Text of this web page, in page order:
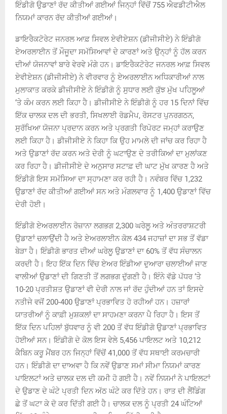
ਇੰਡੀਗੋ ਉਡਾਣਾਂ ਰੱਦ ਕੀਤੀਆਂ ਗਈਆਂ ਜਿਨ੍ਹਾਂ ਵਿੱਚੋਂ 755 ਐਫਡੀਟੀਐਲ
ਨਿਯਮਾਂ ਕਾਰਨ ਰੱਦ ਕੀਤੀਆਂ ਗਈਆਂ।
ਡਾਇਰੈਕਟੋਰੇਟ ਜਨਰਲ ਆਫ਼ ਸਿਵਲ ਏਵੀਏਸ਼ਨ (ਡੀਜੀਸੀਏ) ਨੇ ਇੰਡੀਗੋ
ਏਅਰਲਾਈਨ ਤੋਂ ਮੌਜੂਦਾ ਸਮੱਸਿਆਵਾਂ ਦੇ ਕਾਰਣਾਂ ਅਤੇ ਉਨ੍ਹਾਂ ਨੂੰ ਹੱਲ ਕਰਨ
ਦੀਆਂ ਯੋਜਨਾਵਾਂ ਬਾਰੇ ਵੇਰਵੇ ਮੰਗੇ ਹਨ। ਡਾਇਰੈਕਟੋਰੇਟ ਜਨਰਲ ਆਫ਼ ਸਿਵਲ
ਏਵੀਏਸ਼ਨ (ਡੀਜੀਸੀਏ) ਨੇ ਵੀਰਵਾਰ ਨੂੰ ਏਅਰਲਾਈਨ ਅਧਿਕਾਰੀਆਂ ਨਾਲ
ਮੁਲਾਕਾਤ ਕਰਕੇ ਡੀਜੀਸੀਏ ਨੇ ਇੰਡੀਗੋ ਨੂੰ ਸੁਧਾਰ ਲਈ ਕੁੱਝ ਮੁੱਖ ਪਹਿਲੂਆਂ
‘ਤੇ ਕੰਮ ਕਰਨ ਲਈ ਕਿਹਾ ਹੈ। ਡੀਜੀਸੀਏ ਨੇ ਇੰਡੀਗੋ ਨੂੰ ਹਰ 15 ਦਿਨਾਂ ਵਿੱਚ
ਇੱਕ ਚਾਲਕ ਦਲ ਦੀ ਭਰਤੀ, ਸਿਖਲਾਈ ਰੋਡਮੈਪ, ਰੋਸਟਰ ਪੁਨਰਗਠਨ,
ਸੁਰੱਖਿਆ ਯੋਜਨਾ ਪ੍ਰਦਾਨ ਕਰਨ ਅਤੇ ਪ੍ਰਗਤੀ ਰਿਪੋਰਟ ਜਮ੍ਹਾਂ ਕਰਾਉਣ
ਲਈ ਕਿਹਾ ਹੈ। ਡੀਜੀਸੀਏ ਨੇ ਕਿਹਾ ਕਿ ਉਹ ਮਾਮਲੇ ਦੀ ਜਾਂਚ ਕਰ ਰਿਹਾ ਹੈ
ਅਤੇ ਉਡਾਣਾਂ ਰੱਦ ਕਰਨ ਅਤੇ ਦੇਰੀ ਨੂੰ ਘਟਾਉਣ ਦੇ ਤਰੀਕਿਆਂ ਦਾ ਮੁਲਾਂਕਣ
ਕਰ ਰਿਹਾ ਹੈ। ਡੀਜੀਸੀਏ ਦੇ ਅਨੁਸਾਰ ਸਟਾਫ਼ ਦੀ ਘਾਟ ਮੁੱਖ ਕਾਰਣ ਹੈ ਅਤੇ
ਇੰਡੀਗੋ ਇਸ ਸਮੱਸਿਆ ਦਾ ਸ੍ਹਾਮਣਾ ਕਰ ਰਹੀ ਹੈ। ਨਵੰਬਰ ਵਿੱਚ 1,232
ਉਡਾਣਾਂ ਰੱਦ ਕੀਤੀਆਂ ਗਈਆਂ ਸਨ ਅਤੇ ਮੰਗਲਵਾਰ ਨੂੰ 1,400 ਉਡਾਣਾਂ ਵਿੱਚ
ਦੇਰੀ ਹੋਈ।
ਇੰਡੀਗੋ ਏਅਰਲਾਈਨ ਰੋਜ਼ਾਨਾ ਲਗਭਗ 2,300 ਘਰੇਲੂ ਅਤੇ ਅੰਤਰਰਾਸ਼ਟਰੀ
ਉਡਾਣਾਂ ਚਲਾਉਂਦੀ ਹੈ ਅਤੇ ਏਅਰਲਾਈਨ ਕੋਲ 434 ਜਹਾਜ਼ਾਂ ਦਾ ਸਭ ਤੋਂ ਵੱਡਾ
ਬੇੜਾ ਹੈ। ਇੰਡੀਗੋ ਭਾਰਤ ਦੀਆਂ ਘਰੇਲੂ ਉਡਾਣਾਂ ਦਾ 60% ਤੋਂ ਵੱਧ ਸੰਚਾਲਨ
ਕਰਦੀ ਹੈ। ਇਹ ਇੱਕ ਦਿਨ ਵਿੱਚ ਏਅਰ ਇੰਡੀਆ ਦੁਆਰਾ ਚਲਾਈਆਂ ਜਾਣ
ਵਾਲੀਆਂ ਉਡਾਣਾਂ ਦੀ ਗਿਣਤੀ ਤੋਂ ਲਗਭਗ ਦੁੱਗਣੀ ਹੈ। ਇੰਨੇ ਵੱਡੇ ਪੱਧਰ ‘ਤੇ
10-20 ਪ੍ਰਤੀਸ਼ਤ ਉਡਾਣਾਂ ਵੀ ਦੇਰੀ ਨਾਲ ਜਾਂ ਰੱਦ ਹੁੰਦੀਆਂ ਹਨ ਤਾਂ ਇਸਦੇ
ਨਤੀਜੇ ਵਜੋਂ 200-400 ਉਡਾਣਾਂ ਪ੍ਰਭਾਵਿਤ ਹੋ ਰਹੀਆਂ ਹਨ। ਹਜ਼ਾਰਾਂ
ਯਾਤਰੀਆਂ ਨੂੰ ਕਾਫ਼ੀ ਮੁਸ਼ਕਲਾਂ ਦਾ ਸਾਹਮਣਾ ਕਰਨਾ ਪੈ ਰਿਹਾ ਹੈ। ਇਸ ਤੋਂ
ਇੱਕ ਦਿਨ ਪਹਿਲਾਂ ਬੁੱਧਵਾਰ ਨੂੰ ਵੀ 200 ਤੋਂ ਵੱਧ ਇੰਡੀਗੋ ਉਡਾਣਾਂ ਪ੍ਰਭਾਵਿਤ
ਹੋਈਆਂ ਸਨ। ਇੰਡੀਗੋ ਦੇ ਕੋਲ ਇਸ ਵੇਲੇ 5,456 ਪਾਇਲਟ ਅਤੇ 10,212
ਕੈਬਿਨ ਕਰੂ ਮੈਂਬਰ ਹਨ ਜਿਨ੍ਹਾਂ ਵਿੱਚੋਂ 41,000 ਤੋਂ ਵੱਧ ਸਥਾਈ ਕਰਮਚਾਰੀ
ਹਨ। ਇੰਡੀਗੋ ਦਾ ਦਾਅਵਾ ਹੈ ਕਿ ਨਵੇਂ ਉਡਾਣ ਸਮਾਂ ਸੀਮਾ ਨਿਯਮਾਂ ਕਾਰਣ
ਪਾਇਲਟਾਂ ਅਤੇ ਚਾਲਕ ਦਲ ਦੀ ਕਮੀ ਹੋ ਗਈ ਹੈ। ਨਵੇਂ ਨਿਯਮਾਂ ਨੇ ਪਾਇਲਟਾਂ
ਦੇ ਉਡਾਣ ਦੇ ਘੰਟੇ ਪ੍ਰਤੀ ਦਿਨ ਅੱਠ ਘੰਟੇ ਕਰ ਦਿੱਤੇ ਹਨ। ਰਾਤ ਦੀ ਲੈਂਡਿੰਗ
ਛੇ ਤੋਂ ਘਟਾ ਕੇ ਦੋ ਕਰ ਦਿੱਤੀ ਗਈ ਹੈ। ਚਾਲਕ ਦਲ ਨੂੰ ਪ੍ਰਤੀ 24 ਘੰਟਿਆਂ